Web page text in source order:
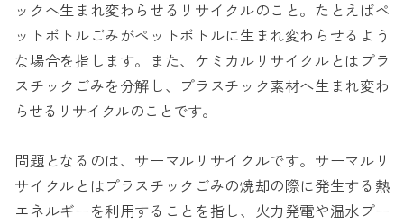
ックへ生まれ変わらせるリサイクルのこと。たとえばペ
ットボトルごみがペットボトルに生まれ変わらせるよう
な場合を指します。また、ケミカルリサイクルとはプラ
スチックごみを分解し、プラスチック素材へ生まれ変わ
らせるリサイクルのことです。
問題となるのは、サーマルリサイクルです。サーマルリ
サイクルとはプラスチックごみの焼却の際に発生する熱
エネルギーを利用することを指し、火力発電や温水プー